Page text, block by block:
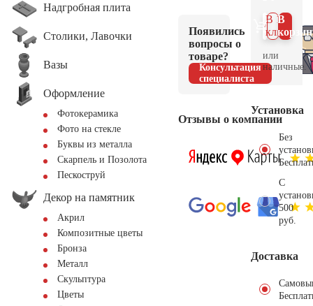
Надгробная плита
Столики, Лавочки
Вазы
Оформление
Фотокерамика
Фото на стекле
Буквы из металла
Скарпель и Позолота
Пескоструй
Декор на памятник
Акрил
Композитные цветы
Бронза
Металл
Скульптура
Цветы
Появились
вопросы о
товаре?
Консультация
специалиста
Отзывы о компании
В
В 1
клик
или
наличные.
Установка
Без
С
500
руб.
Доставка